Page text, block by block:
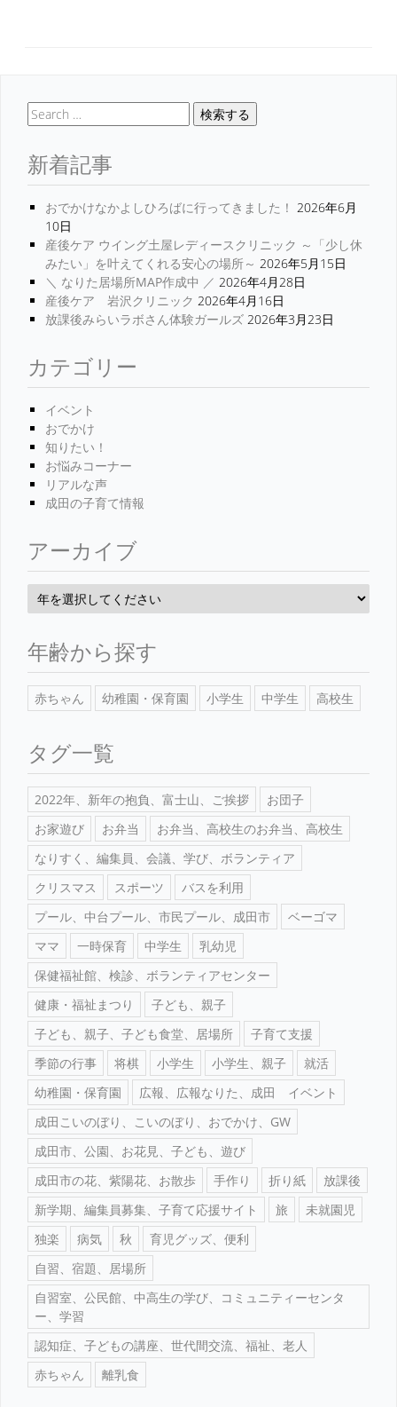
検索する
新着記事
おでかけなかよしひろばに行ってきました！ 2026年6月
10日
産後ケア ウイング土屋レディースクリニック ～「少し休
みたい」を叶えてくれる安心の場所～ 2026年5月15日
＼ なりた居場所MAP作成中 ／ 2026年4月28日
産後ケア 岩沢クリニック 2026年4月16日
放課後みらいラボさん体験ガールズ 2026年3月23日
カテゴリー
イベント
おでかけ
知りたい！
お悩みコーナー
リアルな声
成田の子育て情報
アーカイブ
年齢から探す
赤ちゃん 幼稚園・保育園 小学生 中学生 高校生
タグ一覧
2022年、新年の抱負、富士山、ご挨拶
お団子
お家遊び
お弁当
お弁当、高校生のお弁当、高校生
なりすく、編集員、会議、学び、ボランティア
クリスマス
スポーツ
バスを利用
プール、中台プール、市民プール、成田市
ベーゴマ
ママ
一時保育 中学生
乳幼児
保健福祉館、検診、ボランティアセンター
健康・福祉まつり
子ども、親子
子ども、親子、子ども食堂、居場所
子育て支援
季節の行事
将棋 小学生 小学生、親子
就活
幼稚園・保育園
広報、広報なりた、成田 イベント
成田こいのぼり、こいのぼり、おでかけ、GW
成田市、公園、お花見、子ども、遊び
成田市の花、紫陽花、お散歩
手作り 折り紙
放課後
新学期、編集員募集、子育て応援サイト
旅
未就園児
独楽
病気 秋
育児グッズ、便利
自習、宿題、居場所
自習室、公民館、中高生の学び、コミュニティーセンタ
ー、学習
認知症、子どもの講座、世代間交流、福祉、老人
赤ちゃん
離乳食